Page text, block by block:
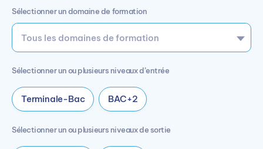
Sélectionner un domaine de formation
Sélectionner un ou plusieurs niveaux d’entrée
Terminale-Bac BAC+2
Sélectionner un ou plusieurs niveaux de sortie